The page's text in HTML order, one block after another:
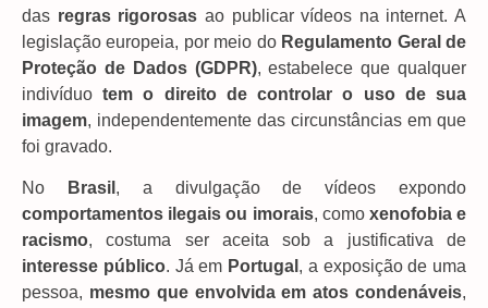
das regras rigorosas ao publicar vídeos na internet. A
legislação europeia, por meio do Regulamento Geral de
Proteção de Dados (GDPR), estabelece que qualquer
indivíduotem o direito de controlar o uso de sua
imagem, independentemente das circunstâncias em que
foi gravado.
No Brasil , a divulgação de vídeos expondo
comportamentos ilegais ou imorais, como xenofobia e
racismo, costuma ser aceita sob a justificativa de
interesse público. Já em Portugal , a exposição de uma
pessoa, mesmo que envolvida em atos condenáveis,